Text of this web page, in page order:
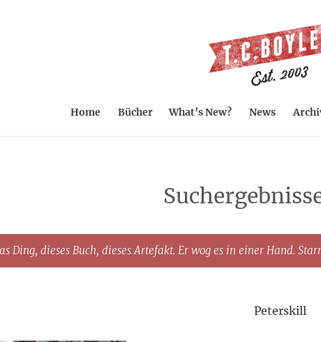
Home Bücher What’s New? News
Ding, dieses Buch, dieses Artefakt. Er wog es in einer Hand.
Peterskill